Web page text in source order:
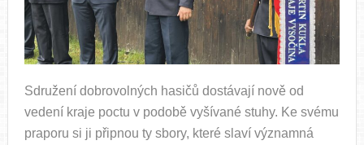
Sdružení dobrovolných hasičů dostávají nově od
vedení kraje poctu v podobě vyšívané stuhy. Ke svému
praporu si ji připnou ty sbory, které slaví významná